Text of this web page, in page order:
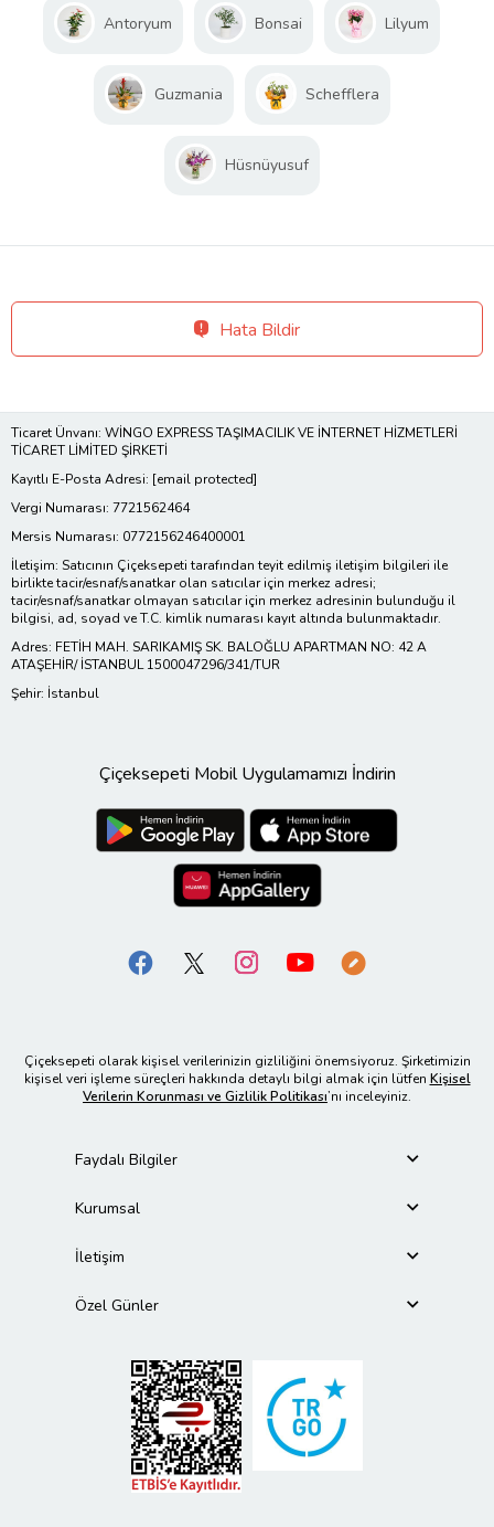
Antoryum Bonsai Lilyum
Guzmania Schefflera
Hüsnüyusuf
Hata Bildir
Ticaret Ünvanı: WİNGO EXPRESS TAŞIMACILIK VE İNTERNET HİZMETLERİ
TİCARET LİMİTED ŞİRKETİ
Kayıtlı E-Posta Adresi: [email protected]
Vergi Numarası: 7721562464
Mersis Numarası: 0772156246400001
İletişim: Satıcının Çiçeksepeti tarafından teyit edilmiş iletişim bilgileri ile
birlikte tacir/esnaf/sanatkar olan satıcılar için merkez adresi;
tacir/esnaf/sanatkar olmayan satıcılar için merkez adresinin bulunduğu il
bilgisi, ad, soyad ve T.C. kimlik numarası kayıt altında bulunmaktadır.
Adres: FETİH MAH. SARIKAMIŞ SK. BALOĞLU APARTMAN NO: 42 A
ATAŞEHİR/ İSTANBUL 1500047296/341/TUR
Şehir: İstanbul
Çiçeksepeti Mobil Uygulamamızı İndirin
Çiçeksepeti olarak kişisel verilerinizin gizliliğini önemsiyoruz. Şirketimizin
kişisel veri işleme süreçleri hakkında detaylı bilgi almak için lütfen Kişisel
Verilerin Korunması ve Gizlilik Politikası’nı inceleyiniz.
Faydalı Bilgiler
Kurumsal
İletişim
Özel Günler